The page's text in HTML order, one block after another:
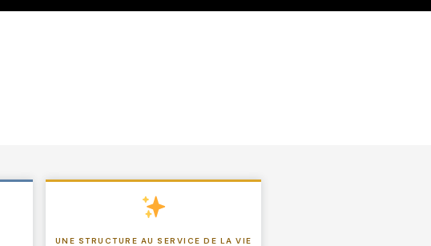
UNE STRUCTURE AU SERVICE DE LA VIE